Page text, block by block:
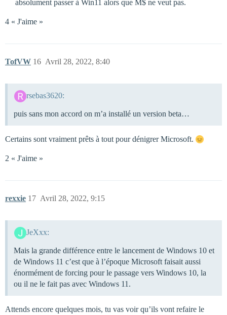
absolument passer à Win11 alors que M$ ne veut pas.
4 « J'aime »
TofVW Avril 28, 2022, 8:40
16
rsebas3620:
puis sans mon accord on m’a installé un version beta…
Certains sont vraiment prêts à tout pour dénigrer Microsoft.
2 « J'aime »
rexxie Avril 28, 2022, 9:15
17
JeXxx:
Mais la grande différence entre le lancement de Windows 10 et
de Windows 11 c’est que à l’époque Microsoft faisait aussi
énormément de forcing pour le passage vers Windows 10, la
ou il ne le fait pas avec Windows 11.
Attends encore quelques mois, tu vas voir qu’ils vont refaire le